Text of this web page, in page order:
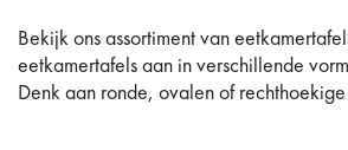
Bekijk ons assortiment van
eetkamertafels aan in verschillende
Denk aan ronde, ovalen of